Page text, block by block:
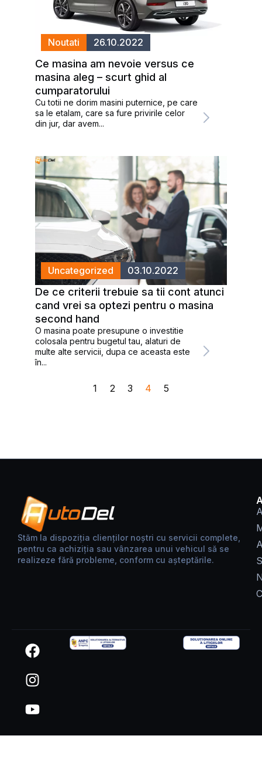
Noutati 26.10.2022
Ce masina am nevoie versus ce
masina aleg – scurt ghid al
cumparatorului
Cu totii ne dorim masini puternice, pe care
sa le etalam, care sa fure privirile celor
din jur, dar avem...
Uncategorized 03.10.2022
De ce criterii trebuie sa tii cont atunci
cand vrei sa optezi pentru o masina
second hand
O masina poate presupune o investitie
colosala pentru bugetul tau, alaturi de
multe alte servicii, dupa ce aceasta este
în...
1 2 3 4 5
Stăm la dispoziția clienților noștri cu servicii complete,
pentru ca achiziția sau vânzarea unui vehicul să se
realizeze fără probleme, conform cu așteptările.
F
a
c
e
b
o
I
n
s
t
a
g
Y
o
u
t
u
b